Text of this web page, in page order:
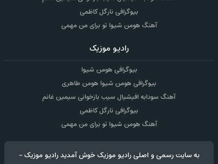
بیوگرافی نارگل کاظمی
آهنگ هومن شیوا تو برای من مهمی
رادیو موزیک
بیوگرافی هومن شیوا
بیوگرافی هومن شیوا هومن طاهری
آهنگ سودابه افیشیال سیب بازخوانی سیمین غانم
بیوگرافی نارگل کاظمی
آهنگ هومن شیوا تو برای من مهمی
به سایت رسمی و اصلی رادیو موزیک خوش آمدید رادیو موزیک -